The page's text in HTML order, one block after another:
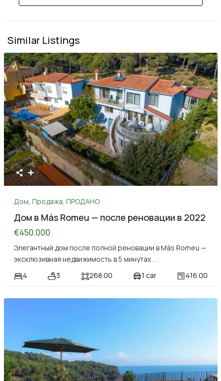
Similar Listings
Дом, Продажа, ПРОДАНО
Дом в Más Romeu — после реновации в 2022
€450.000
Элегантный дом после полной реновации в Más Romeu —
эксклюзивная недвижимость в 5 минутах...
4
3 268.00 1 car 416.00